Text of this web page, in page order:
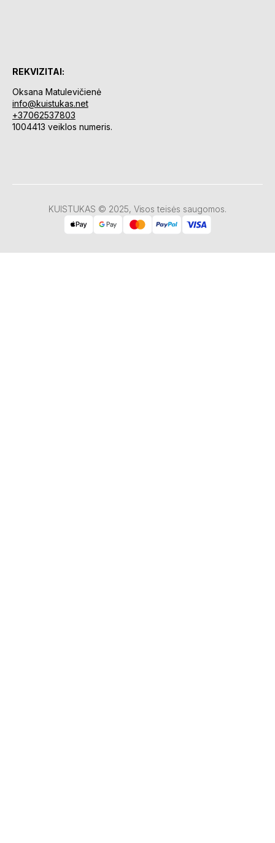
REKVIZITAI:
Oksana Matulevičienė
info@kuistukas.net
+37062537803
1004413 veiklos numeris.
KUISTUKAS © 2025, Visos teisės saugomos.